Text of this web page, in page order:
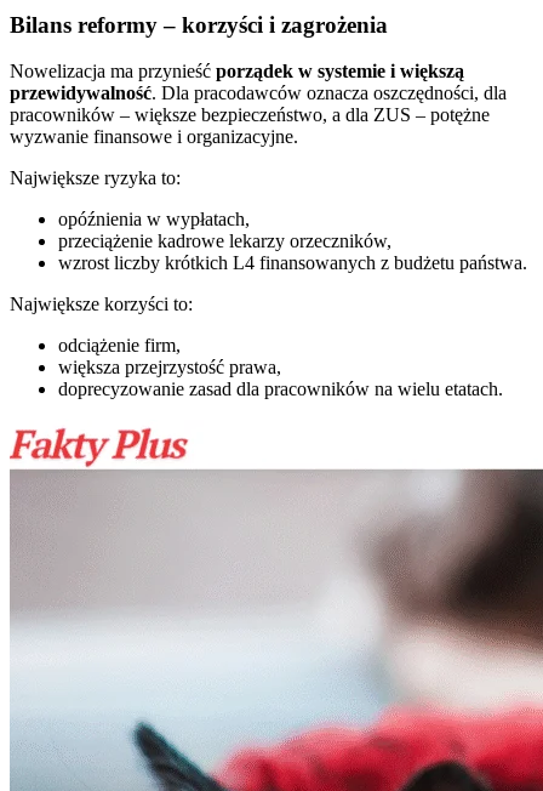
Bilans reformy – korzyści i zagrożenia
Nowelizacja ma przynieść porządek w systemie i większą
przewidywalność. Dla pracodawców oznacza oszczędności, dla
pracowników – większe bezpieczeństwo, a dla ZUS – potężne
wyzwanie finansowe i organizacyjne.
Największe ryzyka to:
opóźnienia w wypłatach,
przeciążenie kadrowe lekarzy orzeczników,
wzrost liczby krótkich L4 finansowanych z budżetu państwa.
Największe korzyści to:
odciążenie firm,
większa przejrzystość prawa,
doprecyzowanie zasad dla pracowników na wielu etatach.